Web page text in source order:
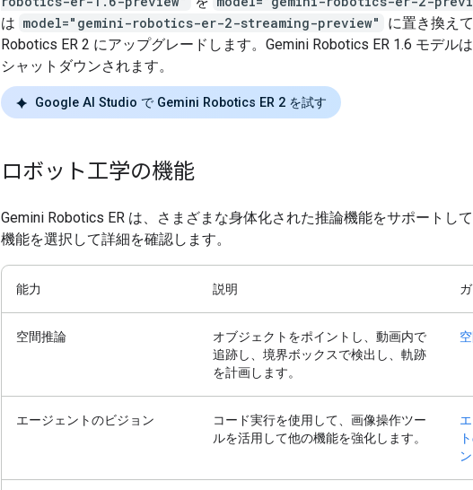
は model="gemini-robotics-er-2-streaming-preview"
に置き換え
Robotics ER 2 にアップグレードします。Gemini Robotics ER 1.6 モデルは
シャットダウンされます。
Google AI Studio で Gemini Robotics ER 2 を試す
ロボット工学の機能
Gemini Robotics ER は、さまざまな身体化された推論機能をサポートして
機能を選択して詳細を確認します。
能力 説明
空間推論
オブジェクトをポイントし、動画内で
追跡し、境界ボックスで検出し、軌跡
を計画します。
エージェントのビジョン
コード実行を使用して、画像操作ツー
ルを活用して他の機能を強化します。
ン